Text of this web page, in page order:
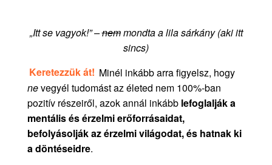
„Itt se vagyok!” –nemmondta a lila sárkány (aki itt
sincs)
Keretezzük át! Minél inkább arra figyelsz, hogy
nevegyél tudomást az életed nem 100%-ban
pozitív részeiről, azok annál inkább lefoglalják a
mentális és érzelmi erőforrásaidat,
befolyásolják az érzelmi világodat, és hatnak ki
a döntéseidre.